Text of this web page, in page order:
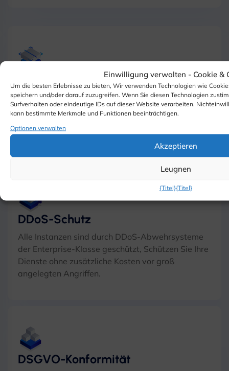
Einwilligung verwalten - Cookie &
Um die besten Erlebnisse zu bieten, Wir verwenden Technologien wie
speichern und/oder darauf zuzugreifen. Wenn Sie diesen Technologien
Surfverhalten oder eindeutige IDs auf dieser Website verarbeiten.
kann bestimmte Merkmale und Funktionen beeinträchtigen.
Optionen verwalten
Akzeptieren
Leugnen
{Titel}{Titel}
One-Click-Apps
Starten Sie einsatzbereite Cloud-Server mit
vorinstallierter Software wie Docker, WordPress,
Bereitstellungen ohne manuelle Einrichtung.
DDoS-Schutz
Alle Instanzen sind durch DDoS-Abwehrsysteme
der Enterprise-Klasse geschützt, Schützen Sie Ihre
Dienste ohne zusätzliche Kosten vor groß
angelegten Angriffen.
DSGVO-Konformität